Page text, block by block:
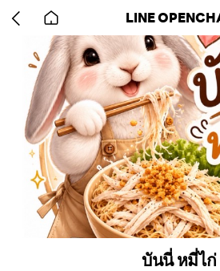
back
to
home
LINE
บันนี่ หมี่ไก่